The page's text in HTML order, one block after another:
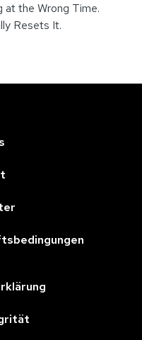
at the Wrong Time.
Resets It.